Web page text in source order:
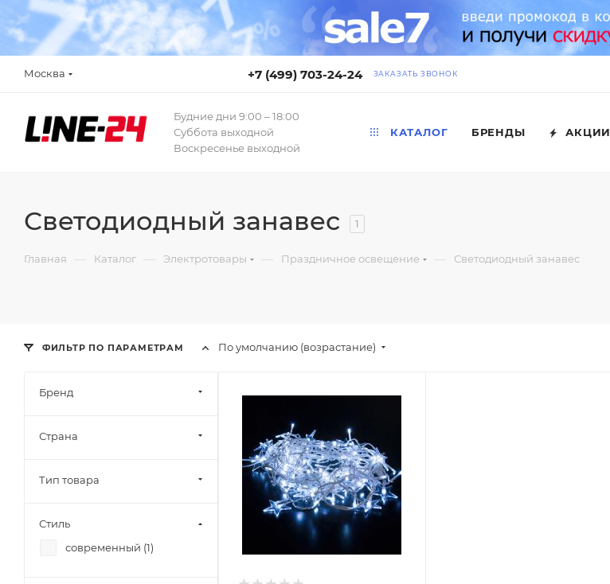
Москва +7 (499) 703-24-24 ЗАКАЗАТЬ ЗВОНОК
Будние дни 9:00 – 18:00
Суббота выходной
Воскресенье выходной
КАТАЛОГ БРЕНДЫ АКЦИИ
Светодиодный занавес 1
Главная — Каталог — Электротовары — Праздничное освещение — Светодиодный занавес
По умолчанию (возрастание)
ФИЛЬТР ПО ПАРАМЕТРАМ
Бренд
Страна
Тип товара
Стиль
современный (1)